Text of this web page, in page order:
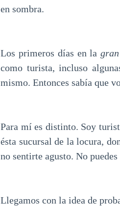
en sombra.
Los primeros días en la
como turista, incluso
mismo. Entonces sabía que
Para mí es distinto. Soy
ésta sucursal de la locura,
no sentirte agusto. No
Llegamos con la idea de